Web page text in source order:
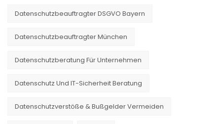
Datenschutzbeauftragter DSGVO Bayern
Datenschutzbeauftragter München
Datenschutzberatung Für Unternehmen
Datenschutz Und IT-Sicherheit Beratung
Datenschutzverstöße & Bußgelder Vermeiden